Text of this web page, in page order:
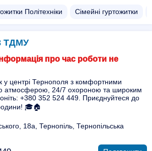
Політехніки Сімейні гуртожитки
ТДМУ
про час роботи не
у центрі Тернополя з комфортними
атмосферою, 24/7 охороною та широким
+380 352 524 449. Приєднуйтеся до
🎓🏠
18а, Тернопіль, Тернопільська